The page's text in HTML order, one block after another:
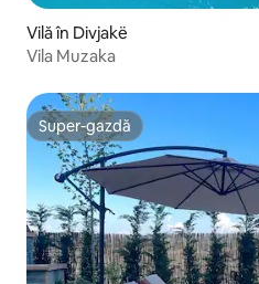
Vilă în Divjakë
Vila Muzaka
Super-gazdă
Super-gazdă